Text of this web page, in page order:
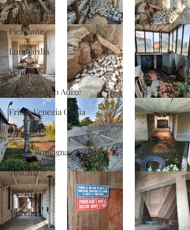
Valle d'Aosta
Piemonte
Lombardia
Veneto
Trentino Alto Adige
Friuli-Venezia Giulia
Liguria
Emilia Romagna
Toscana
Umbria
Marche